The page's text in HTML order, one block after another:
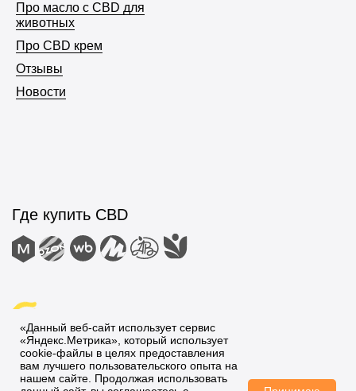
Про масло с CBD для
животных
Про CBD крем
Отзывы
Новости
«Данный веб-сайт использует сервис
«Яндекс.Метрика», который использует
cookie-файлы в целях предоставления
вам лучшего пользовательского опыта на
нашем сайте. Продолжая использовать